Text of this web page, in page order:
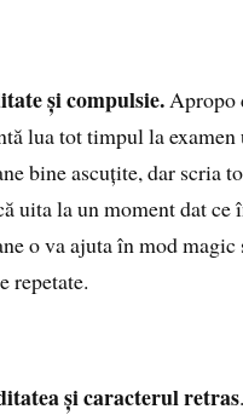
și compulsie.Apropo
lua tot timpul la examen
bine ascuțite, dar scria
uita la un moment dat ce
o va ajuta în mod magic
repetate.
și caracterul retras